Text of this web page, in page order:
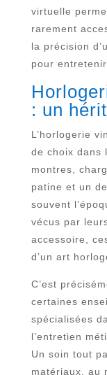
virtuelle
rarement
la précision
pour
: un
L’horlogerie
de choix dans
montres,
patine et un
souvent
vécus par
accessoire,
d’un art
C’est
certaines
spécialisées
l’entretien
Un soin tout
matériaux, au